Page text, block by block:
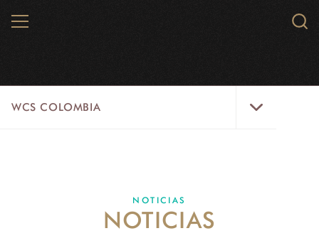
MENU
WCS COLOMBIA
EJES ESTRATÉGICOS
NOTICIAS
NOTICIAS